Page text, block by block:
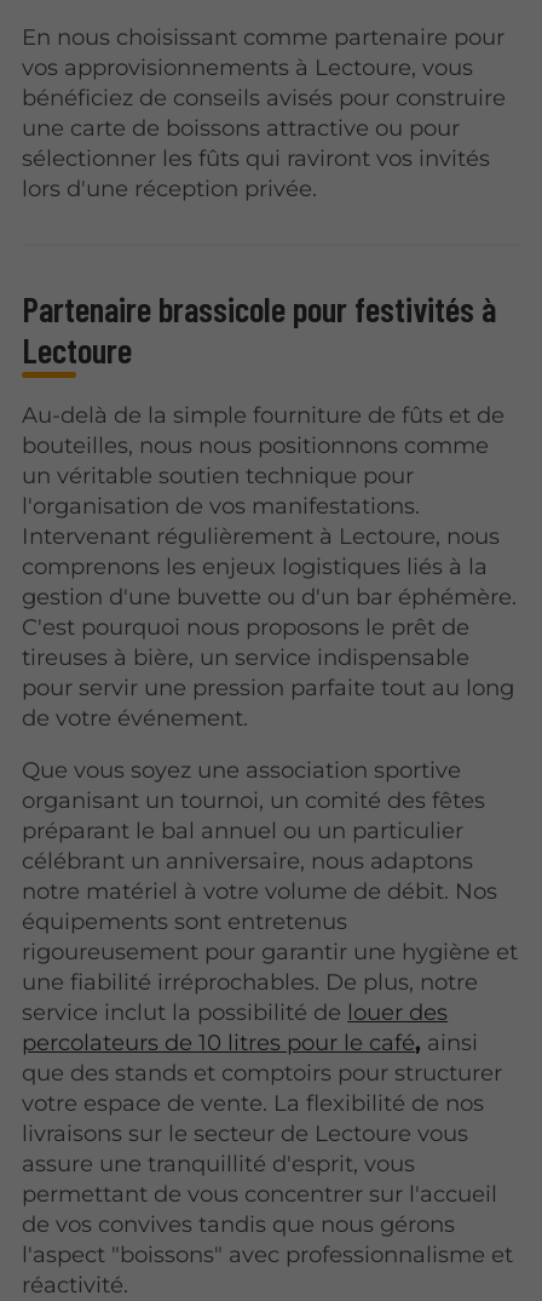
En nous choisissant comme partenaire pour
vos approvisionnements à Lectoure, vous
bénéficiez de conseils avisés pour construire
une carte de boissons attractive ou pour
sélectionner les fûts qui raviront vos invités
lors d'une réception privée.
Partenaire brassicole pour festivités à
Lectoure
Au-delà de la simple fourniture de fûts et de
bouteilles, nous nous positionnons comme
un véritable soutien technique pour
l'organisation de vos manifestations.
Intervenant régulièrement à Lectoure, nous
comprenons les enjeux logistiques liés à la
gestion d'une buvette ou d'un bar éphémère.
C'est pourquoi nous proposons le prêt de
tireuses à bière, un service indispensable
pour servir une pression parfaite tout au long
de votre événement.
Que vous soyez une association sportive
organisant un tournoi, un comité des fêtes
préparant le bal annuel ou un particulier
célébrant un anniversaire, nous adaptons
notre matériel à votre volume de débit. Nos
équipements sont entretenus
rigoureusement pour garantir une hygiène et
une fiabilité irréprochables. De plus, notre
service inclut la possibilité de louer des
percolateurs de 10 litres pour le café, ainsi
que des stands et comptoirs pour structurer
votre espace de vente. La flexibilité de nos
livraisons sur le secteur de Lectoure vous
assure une tranquillité d'esprit, vous
permettant de vous concentrer sur l'accueil
de vos convives tandis que nous gérons
l'aspect "boissons" avec professionnalisme et
réactivité.